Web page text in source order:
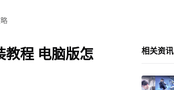
教程 电脑版怎
相关资讯